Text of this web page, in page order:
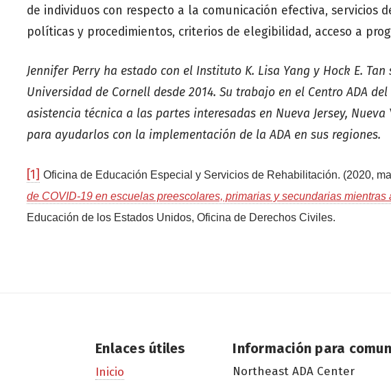
de individuos con respecto a la comunicación efectiva, servicios
políticas y procedimientos, criterios de elegibilidad, acceso a
Jennifer Perry ha estado con el Instituto K. Lisa Yang y Hock E.
Universidad de Cornell desde 2014. Su trabajo en el Centro ADA
asistencia técnica a las partes interesadas en Nueva Jersey,
para ayudarlos con la implementación de la ADA en sus regiones.
[1] Oficina de Educación Especial y Servicios de Rehabilitación. (2020,
de COVID-19 en escuelas preescolares, primarias y secundarias
Educación de los Estados Unidos, Oficina de Derechos Civiles.
Enlaces útiles
Inicio
Información para
Northeast ADA Center